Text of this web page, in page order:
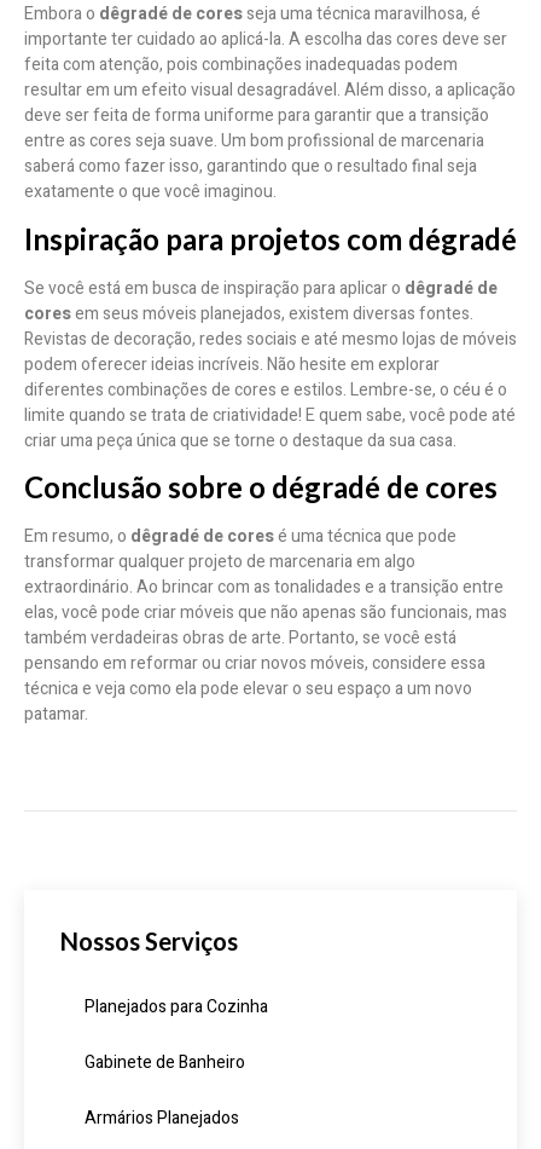
Embora o dêgradé de coresseja uma técnica maravilhosa, é
importante ter cuidado ao aplicá-la. A escolha das cores deve ser
feita com atenção, pois combinações inadequadas podem
resultar em um efeito visual desagradável. Além disso, a aplicação
deve ser feita de forma uniforme para garantir que a transição
entre as cores seja suave. Um bom profissional de marcenaria
saberá como fazer isso, garantindo que o resultado final seja
exatamente o que você imaginou.
Inspiração para projetos com dégradé
Se você está em busca de inspiração para aplicar o dêgradé de
coresem seus móveis planejados, existem diversas fontes.
Revistas de decoração, redes sociais e até mesmo lojas de móveis
podem oferecer ideias incríveis. Não hesite em explorar
diferentes combinações de cores e estilos. Lembre-se, o céu é o
limite quando se trata de criatividade! E quem sabe, você pode até
criar uma peça única que se torne o destaque da sua casa.
Conclusão sobre o dégradé de cores
Em resumo, o dêgradé de coresé uma técnica que pode
transformar qualquer projeto de marcenaria em algo
extraordinário. Ao brincar com as tonalidades e a transição entre
elas, você pode criar móveis que não apenas são funcionais, mas
também verdadeiras obras de arte. Portanto, se você está
pensando em reformar ou criar novos móveis, considere essa
técnica e veja como ela pode elevar o seu espaço a um novo
patamar.
Nossos Serviços
Planejados para Cozinha
Gabinete de Banheiro
Armários Planejados